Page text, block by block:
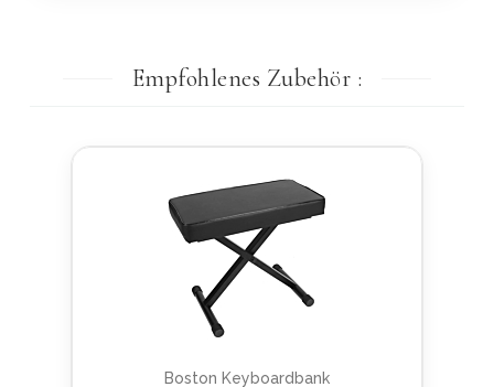
Empfohlenes Zubehör :
Boston Keyboardbank